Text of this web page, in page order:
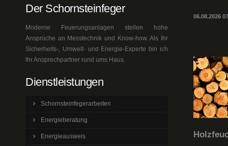
06.08.2026
Der Schornsteinfeger
Moderne Feuerungsanlagen stellen hohe
Ansprüche an Messtechnik und Know-how. Als Ihr
Sicherheits-, Umwelt- und Energie-Experte bin ich
Ihr Ansprechpartner rund ums Haus.
Dienstleistungen
Schornsteinfegerarbeiten
Energieberatung
Energieausweis